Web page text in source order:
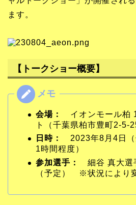
ます。
【トークショー概要】
会場：
イオンモール柏
ト（千葉県柏市豊町2-5-
日時：
2023年8月4日（
1時間程度）
参加選手：
細谷 真大選
（予定） ※状況により